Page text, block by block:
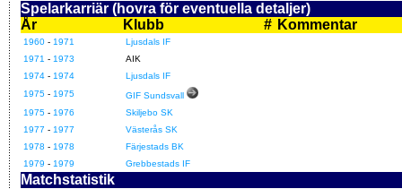
Spelarkarriär (hovra för eventuella detaljer)
År
Klubb # Kommentar
1960 - 1971
Ljusdals IF
1971 - 1973
AIK
1974 - 1974
Ljusdals IF
1975 - 1975
GIF Sundsvall
1975 - 1976
Skiljebo SK
1977 - 1977
Västerås SK
1978 - 1978
Färjestads BK
1979 - 1979 Grebbestads IF
Matchstatistik